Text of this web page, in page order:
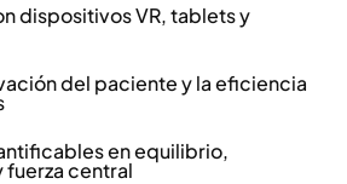
dispositivos VR, tablets y
del paciente y la eficiencia
en equilibrio,
central